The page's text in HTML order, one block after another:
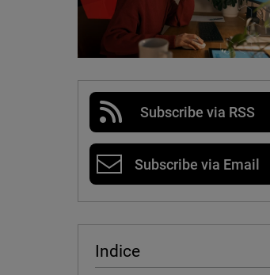
Subscribe via RSS
Subscribe via Email
Indice